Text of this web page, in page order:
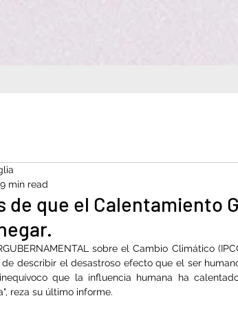
de que el Calentamiento
9 min read
sobre el Cambio Climático
describir el desastroso efecto que el ser
que la influencia humana ha
reza su último informe.